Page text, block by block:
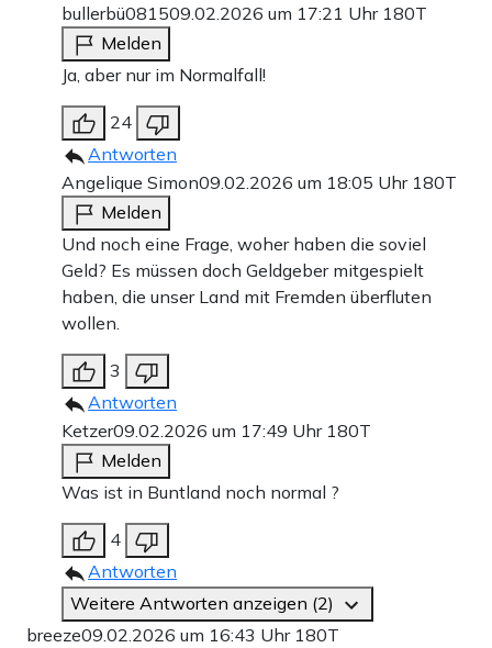
bullerbü081509.02.2026 um 17:21 Uhr 180T
Melden
Ja, aber nur im Normalfall!
24
Antworten
Angelique Simon09.02.2026 um 18:05 Uhr 180T
Melden
Und noch eine Frage, woher haben die soviel
Geld? Es müssen doch Geldgeber mitgespielt
haben, die unser Land mit Fremden überfluten
wollen.
3
Antworten
Ketzer09.02.2026 um 17:49 Uhr 180T
Melden
Was ist in Buntland noch normal ?
4
Antworten
Weitere Antworten anzeigen (2)
breeze09.02.2026 um 16:43 Uhr 180T